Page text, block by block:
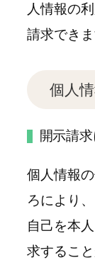
人情報の
請求できま
個人
開示請
個人情報
ろにより
自己を本
求すること